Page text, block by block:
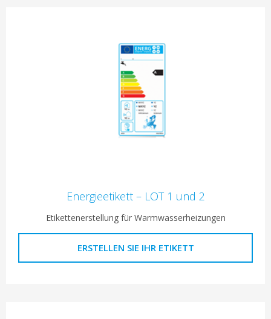
Energieetikett – LOT 1 und 2
Etikettenerstellung für Warmwasserheizungen
ERSTELLEN SIE IHR ETIKETT